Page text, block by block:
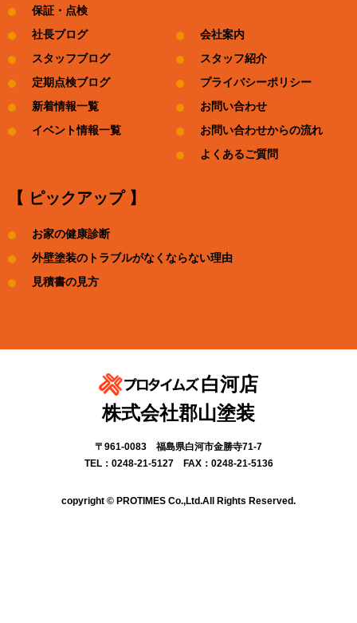
保証・点検
社長ブログ
スタッフブログ
定期点検ブログ
新着情報一覧
イベント情報一覧
会社案内
スタッフ紹介
プライバシーポリシー
お問い合わせ
お問い合わせからの流れ
よくあるご質問
【 ピックアップ 】
お家の健康診断
外壁塗装のトラブルがなくならない理由
見積書の見方
白河店
株式会社郡山塗装
〒961-0083 福島県白河市金勝寺71-7
TEL：0248-21-5127 FAX：0248-21-5136
copyright © PROTIMES Co.,Ltd.All Rights Reserved.